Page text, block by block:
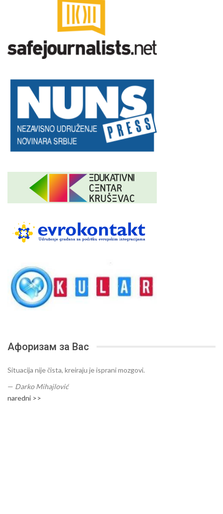
Афоризам за Вас
Situacija nije čista, kreiraju je isprani mozgovi.
— Darko Mihajlović
naredni >>